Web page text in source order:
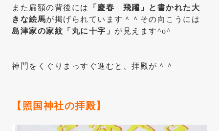
また扁額の背後には
「慶春 飛躍」と書かれた大
きな絵馬が掲げられています＾＾その向こうには
島津家の家紋「丸に十字」 が見えます^o^
神門をくぐりまっすぐ進むと、拝殿が＾＾
【照国神社の拝殿】